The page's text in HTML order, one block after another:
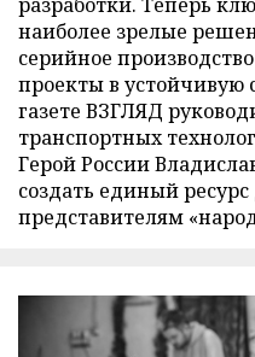
наиболее зрелые
серийное
проекты в устойчивую
газете ВЗГЛЯД
транспортных
Герой России
создать единый
представителям